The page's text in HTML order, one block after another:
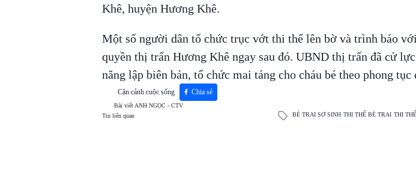
Khê, huyện Hương Khê.
Một số người dân tổ chức trục vớt thi thể lên bờ và trình báo
quyền thị trấn Hương Khê ngay sau đó. UBND thị trấn đã cử
năng lập biên bản, tổ chức mai táng cho cháu bé theo phong tục
Cận cảnh cuộc sống Chia sẻ
Bài viết ANH NGỌC - CTV
Tin liên quan
BÉ TRAI SƠ SINH THI THỂ BÉ TRAI THI